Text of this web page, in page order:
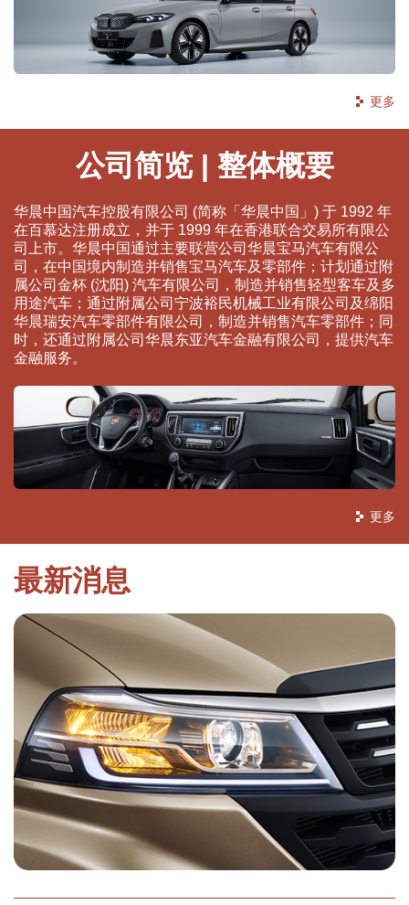
更多
公司简览 | 整体概要
华晨中国汽车控股有限公司 (简称「华晨中国」) 于 1992 年
在百慕达注册成立，并于 1999 年在香港联合交易所有限公
司上市。华晨中国通过主要联营公司华晨宝马汽车有限公
司，在中国境内制造并销售宝马汽车及零部件；计划通过附
属公司金杯 (沈阳) 汽车有限公司，制造并销售轻型客车及多
用途汽车；通过附属公司宁波裕民机械工业有限公司及绵阳
华晨瑞安汽车零部件有限公司，制造并销售汽车零部件；同
时，还通过附属公司华晨东亚汽车金融有限公司，提供汽车
金融服务。
更多
最新消息